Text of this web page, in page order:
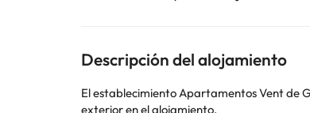
Descripción del alojamiento
El establecimiento Apartamentos Vent de
exterior en el alojamiento.